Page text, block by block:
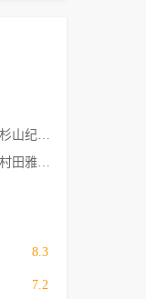
竹内顺子,杉山纪彰,中村千绘,井上和彦,关俊彦,松本和香子,大塚芳忠,胜生真沙子,柴田秀胜,森久保祥太郎,伊藤健太郎,柚木凉香,小杉十郎太,增川洋一,远近孝一,田村由香里,江原正士,水树奈奈,鸟海浩辅,川田绅司,落合露美,大谷育江,重松朋,下屋则子,飞田展男,石冢运升,浅野真由美,石田彰,加濑康之,朴璐美,中田让治,保志总一朗,神奈延年,三木真一郎,中村大树,家中宏,福田信昭,楠大典,本田贵子,平田广明,津田健次郎,坪井智浩,河野智之,根本圭子,铃木琢磨,小林由美子,津田英三,伊藤和晃,浅井清己,佐佐木望
伊达勇登,村田雅彦,都留稔幸,若林厚史,小坂春女,川口敬一郎,松本佳久,佐藤真二,影山楙伦,御厨恭辅,横田和善,新留俊哉,久城理音,浦田保则,浅见松雄,宫原秀二,饭村正之,西村大树,小高义规,冈崎幸男,木下勇喜,菅井嘉浩,浊川敦,福田皖,木村宽,榎本守,佐土原武之,熨斗谷充孝,清水明
8.3
7.2